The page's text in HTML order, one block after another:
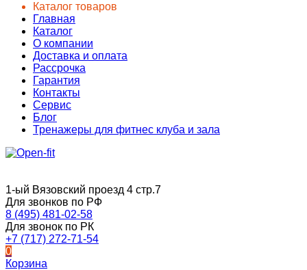
Каталог товаров
Главная
Каталог
О компании
Доставка и оплата
Рассрочка
Гарантия
Контакты
Сервис
Блог
Тренажеры для фитнес клуба и зала
1-ый Вязовский проезд 4 стр.7
Для звонков по РФ
8 (495) 481-02-58
Для звонок по РК
+7 (717) 272-71-54
0
Корзина